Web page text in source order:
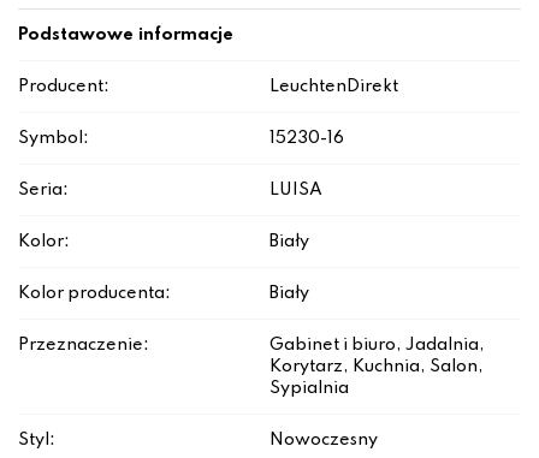
Podstawowe informacje
Producent: LeuchtenDirekt
Symbol: 15230-16
Seria: LUISA
Kolor: Biały
Kolor producenta: Biały
Przeznaczenie:
Gabinet i biuro, Jadalnia,
Korytarz, Kuchnia, Salon,
Sypialnia
Styl: Nowoczesny